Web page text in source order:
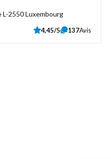
L-2550 Luxembourg
4,45/5 137Avis